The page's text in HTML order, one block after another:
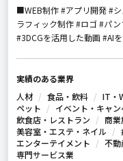
■WEB制作 #アプリ開発 #
ラフィック制作 #ロゴ #パ
#3DCGを活用した動画 #AI
実績のある業界
人材
食品・飲料 IT・
ペット
イベント・キャン
飲食店・レストラン
商業
美容室・エステ・ネイル
エンターテイメント
不動
専門サービス業